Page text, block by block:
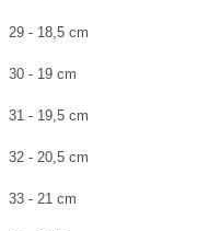
29 - 18,5 cm
30 - 19 cm
31 - 19,5 cm
32 - 20,5 cm
33 - 21 cm